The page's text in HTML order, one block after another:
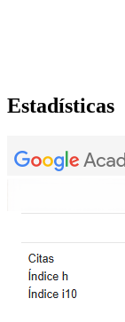
Estadísticas